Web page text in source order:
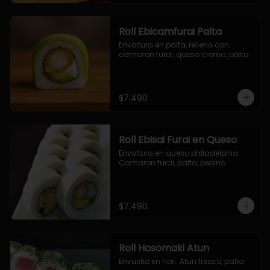
Roll Ebicamfurai Palta
Envoltura en palta, relleno con
camaron furai, queso crema, palta.
$7.490
Roll Ebisai Furai en Queso
Envoltura en queso philadelphia.
Camaron furai, palta, pepino.
$7.490
Roll Hosomaki Atun
Envuelto en nori. Atun fresco, palta.